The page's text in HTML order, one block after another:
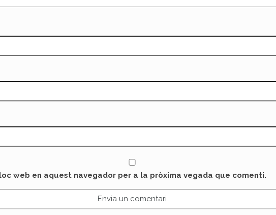
web en aquest navegador per a la pròxima vegada que comenti.